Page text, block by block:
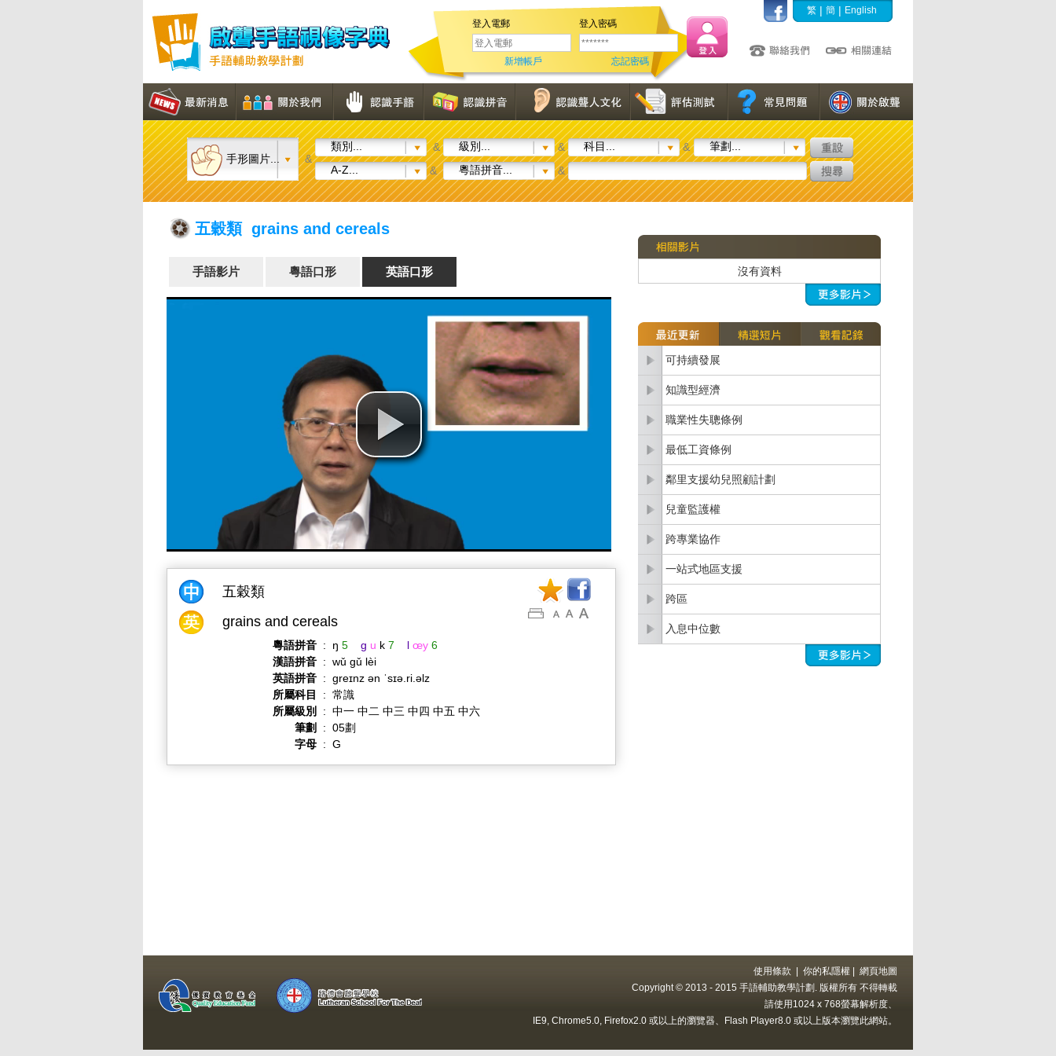
登入電郵 登入密碼
新增帳戶 忘記密碼
繁 | 簡 | English
手形圖片... &
類別... & 級別... & 科目... &
筆劃...
A-Z...
& 粵語拼音... &
五穀類 grains and cereals
手語影片 粵語口形 英語口形
五穀類
grains and cereals
粵語拼音 : ŋ 5 g u k 7 l œy 6
漢語拼音 : wǔ gǔ lèi
英語拼音 : ɡreɪnz ən ˈsɪə.ri.əlz
所屬科目
: 常識
所屬級別
: 中一 中二 中三 中四 中五 中六
筆劃
: 05劃
字母 : G
沒有資料
可持續發展
知識型經濟
職業性失聰條例
最低工資條例
鄰里支援幼兒照顧計劃
兒童監護權
跨專業協作
一站式地區支援
跨區
入息中位數
使用條款 你的私隱權
網頁地圖
Copyright © 2013 - 2015 手語輔助教學計劃. 版權所有 不得轉載
請使用1024 x 768螢幕解析度、
IE9, Chrome5.0, Firefox2.0 或以上的瀏覽器、Flash Player8.0 或以上版本瀏覽此網站。